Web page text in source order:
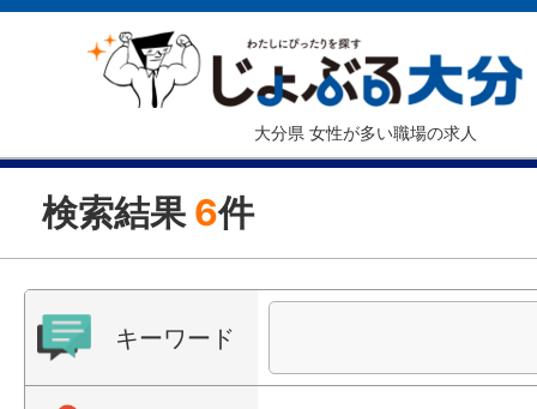
大分県 女性が多い職場の求人
検索結果 6件
キーワード